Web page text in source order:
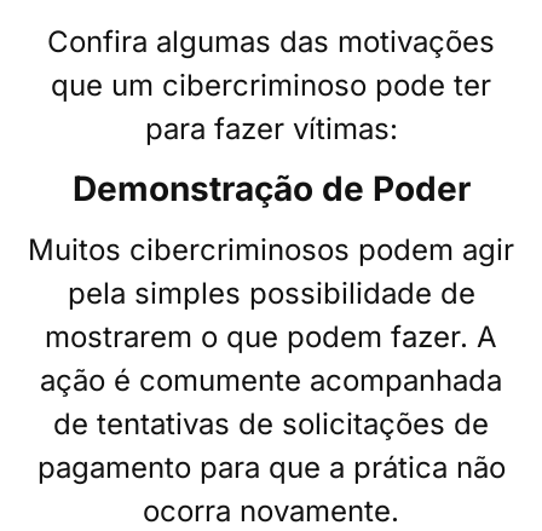
Confira algumas das motivações
que um cibercriminoso pode ter
para fazer vítimas:
Demonstração de Poder
Muitos cibercriminosos podem agir
pela simples possibilidade de
mostrarem o que podem fazer. A
ação é comumente acompanhada
de tentativas de solicitações de
pagamento para que a prática não
ocorra novamente.